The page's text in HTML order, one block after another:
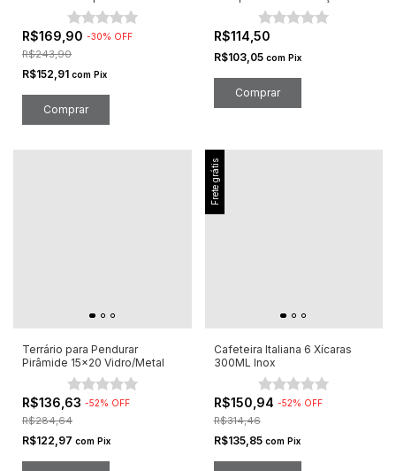
R$169,90 -30% OFF
R$243,90
R$152,91 com Pix
R$114,50
R$103,05 com Pix
Terrário para Pendurar
Pirâmide 15x20 Vidro/Metal
R$136,63 -52% OFF
R$284,64
R$122,97 com Pix
Frete grátis
Cafeteira Italiana 6 Xícaras
300ML Inox
R$150,94 -52% OFF
R$314,46
R$135,85 com Pix